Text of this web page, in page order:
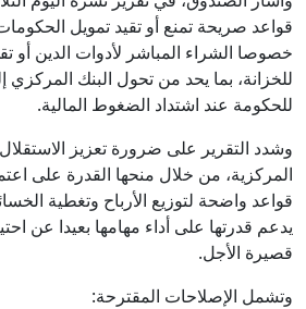
ضد
اتفاقية الدفاع
وباكستان وتركيا.. ما
إيران.. ترمب يؤكد
وطهران تتحدث
قواعد صريحة تمنع أو تقيد تمويل
خصوصا الشراء المباشر لأدوات الدين
للخزانة، بما يحد من تحول البنك المركزي
للحكومة عند اشتداد الضغوط المالية.
وشدد التقرير على ضرورة تعزيز الاستقلال
المركزية، من خلال منحها القدرة على
قواعد واضحة لتوزيع الأرباح وتغطية
يدعم قدرتها على أداء مهامها بعيدا عن
قصيرة الأجل.
وتشمل الإصلاحات المقترحة: